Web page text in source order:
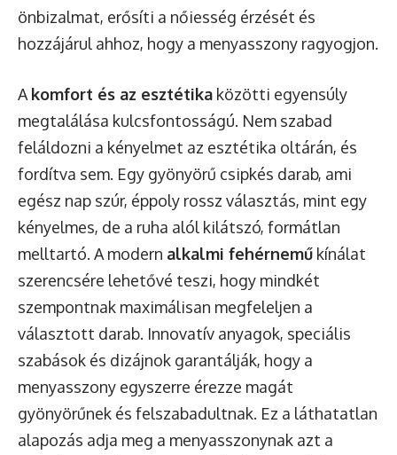
önbizalmat, erősíti a nőiesség érzését és
hozzájárul ahhoz, hogy a menyasszony ragyogjon.
A komfort és az esztétika közötti egyensúly
megtalálása kulcsfontosságú. Nem szabad
feláldozni a kényelmet az esztétika oltárán, és
fordítva sem. Egy gyönyörű csipkés darab, ami
egész nap szúr, éppoly rossz választás, mint egy
kényelmes, de a ruha alól kilátszó, formátlan
melltartó. A modern alkalmi fehérnemű kínálat
szerencsére lehetővé teszi, hogy mindkét
szempontnak maximálisan megfeleljen a
választott darab. Innovatív anyagok, speciális
szabások és dizájnok garantálják, hogy a
menyasszony egyszerre érezze magát
gyönyörűnek és felszabadultnak. Ez a láthatatlan
alapozás adja meg a menyasszonynak azt a